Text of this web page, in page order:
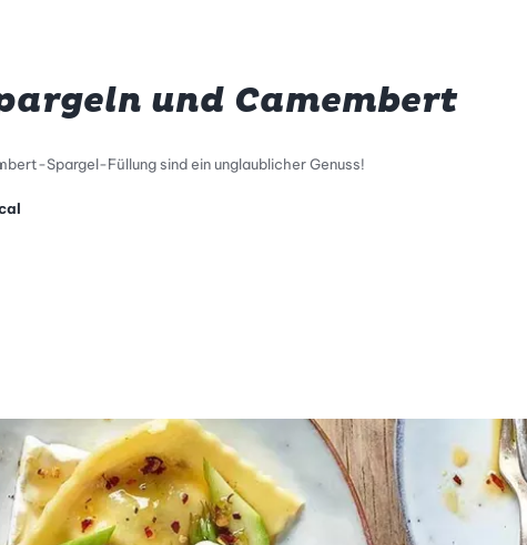
und Camembert
Spargel-Füllung sind ein unglaublicher Genuss!
Betty Skala Info